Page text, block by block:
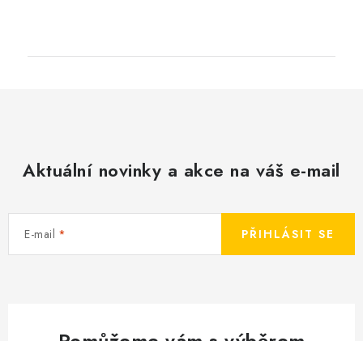
Aktuální novinky a akce na váš e-mail
E-mail PŘIHLÁSIT SE